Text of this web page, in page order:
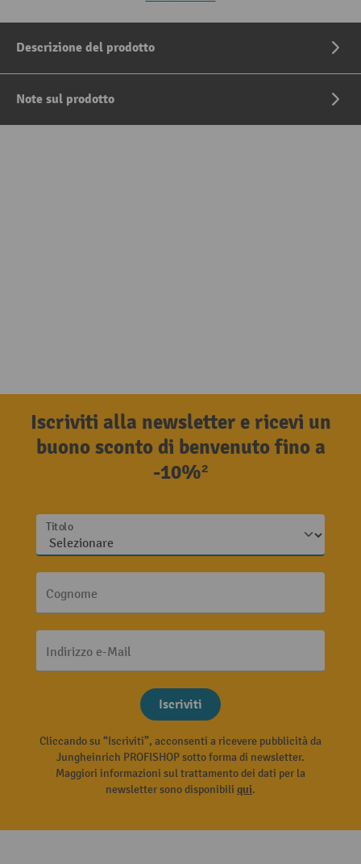
Descrizione del prodotto
Note sul prodotto
Iscriviti alla newsletter e ricevi un
buono sconto di benvenuto fino a
-10%²
Titolo
Cognome
Indirizzo e-Mail
Iscriviti
Cliccando su “Iscriviti”, acconsenti a ricevere pubblicità da
Jungheinrich PROFISHOP sotto forma di newsletter.
Maggiori informazioni sul trattamento dei dati per la
newsletter sono disponibili qui.